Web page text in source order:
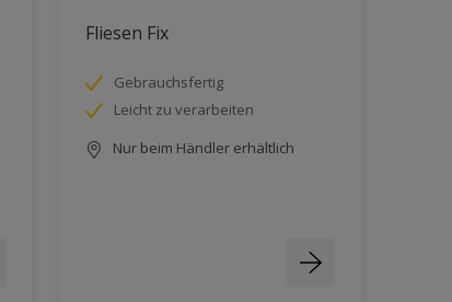
Fliesen Fix
Gebrauchsfertig
Leicht zu verarbeiten
Nur beim Händler erhältlich